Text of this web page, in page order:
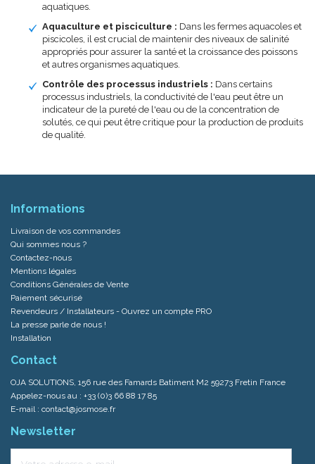
aquatiques.
Aquaculture et pisciculture : Dans les fermes aquacoles et
piscicoles, il est crucial de maintenir des niveaux de salinité
appropriés pour assurer la santé et la croissance des poissons
et autres organismes aquatiques.
Contrôle des processus industriels : Dans certains
processus industriels, la conductivité de l'eau peut être un
indicateur de la pureté de l'eau ou de la concentration de
solutés, ce qui peut être critique pour la production de produits
de qualité.
Informations
Livraison de vos commandes
Qui sommes nous ?
Contactez-nous
Mentions légales
Conditions Générales de Vente
Paiement sécurisé
Revendeurs / Installateurs - Ouvrez un compte PRO
La presse parle de nous !
Installation
Contact
OJA SOLUTIONS, 156 rue des Famards Batiment M2 59273 Fretin France
Appelez-nous au : +33 (0)3 66 88 17 85
E-mail : contact@josmose.fr
Newsletter